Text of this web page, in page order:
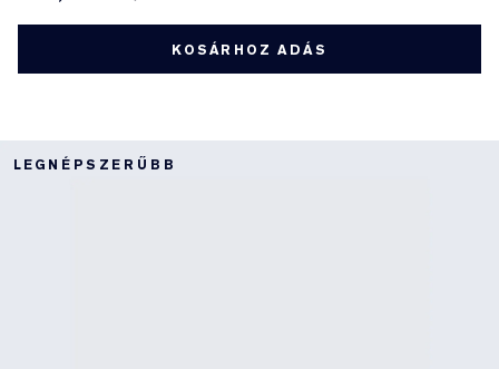
KOSÁRHOZ ADÁS
LEGNÉPSZERŰBB